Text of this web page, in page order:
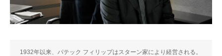
1932年以来、パテック フィリップはスターン家により経営される。